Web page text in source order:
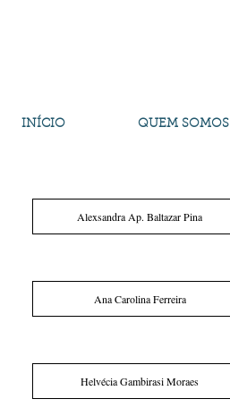
INÍCIO QUEM SOMOS
Alexsandra Ap. Baltazar Pina
Ana Carolina Ferreira
Helvécia Gambirasi Moraes